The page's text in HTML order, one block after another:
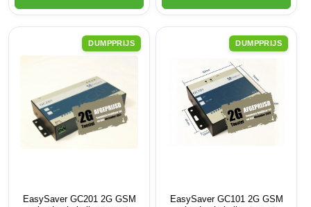
DUMPPRIJS
EasySaver GC201 2G GSM
DUMPPRIJS
EasySaver GC101 2G GSM